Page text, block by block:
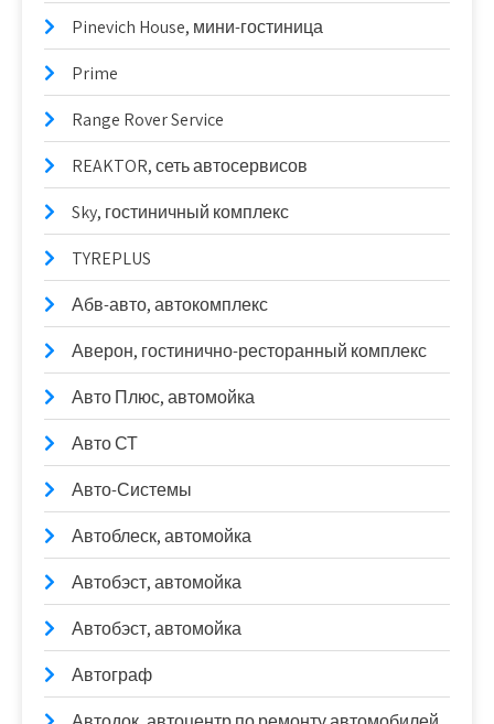
Pinevich House, мини-гостиница
Prime
Range Rover Service
REAKTOR, сеть автосервисов
Sky, гостиничный комплекс
TYREPLUS
Абв-авто, автокомплекс
Аверон, гостинично-ресторанный комплекс
Авто Плюс, автомойка
Авто СТ
Авто-Системы
Автоблеск, автомойка
Автобэст, автомойка
Автобэст, автомойка
Автограф